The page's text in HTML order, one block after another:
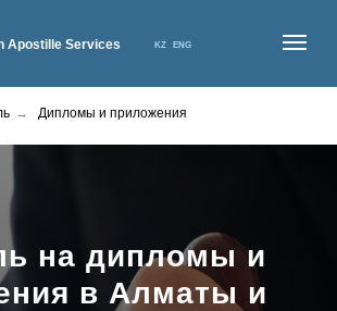
Apostille Services ENG
KZ
→ Дипломы и приложения
на дипломы и
в Алматы и